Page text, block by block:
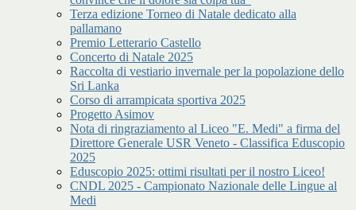
Terza edizione Torneo di Natale dedicato alla
pallamano
Premio Letterario Castello
Concerto di Natale 2025
Raccolta di vestiario invernale per la popolazione dello
Sri Lanka
Corso di arrampicata sportiva 2025
Progetto Asimov
Nota di ringraziamento al Liceo "E. Medi" a firma del
Direttore Generale USR Veneto - Classifica Eduscopio
2025
Eduscopio 2025: ottimi risultati per il nostro Liceo!
CNDL 2025 - Campionato Nazionale delle Lingue al
Medi